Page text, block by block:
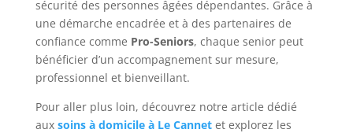
sécurité des personnes âgées dépendantes. Grâce à
une démarche encadrée et à des partenaires de
confiance comme Pro-Seniors, chaque senior peut
bénéficier d’un accompagnement sur mesure,
professionnel et bienveillant.
Pour aller plus loin, découvrez notre article dédié
aux soins à domicile à Le Cannet et explorez les